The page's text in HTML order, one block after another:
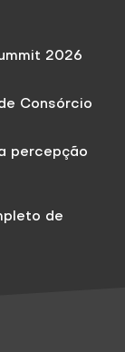
2026
Consórcio
percepção
de